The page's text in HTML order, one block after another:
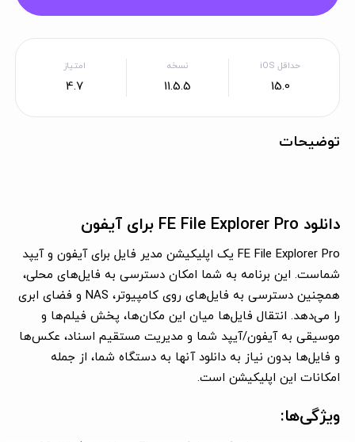
حداقل iOS
15.0
نسخه
11.5.5
امتیاز
4.7
توضیحات
دانلود FE File Explorer Pro برای آیفون
FE File Explorer Pro یک اپلیکیشن مدیر فایل برای آیفون و آیپد
شماست. این برنامه به شما امکان دسترسی به فایل‌های محلی،
همچنین دسترسی به فایل‌های روی کامپیوتر، NAS و فضای ابری
را می‌دهد. انتقال فایل‌ها میان این مکان‌ها، پخش فیلم‌ها و
موسیقی به آیفون/آیپد شما و مدیریت مستقیم اسناد، عکس‌ها
و فایل‌ها بدون نیاز به دانلود آنها به دستگاه شما، از جمله
امکانات این اپلیکیشن است.
ویژگی‌ها: